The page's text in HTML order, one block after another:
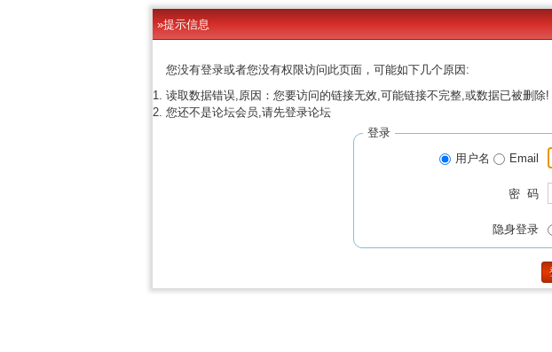
»提示信息
您没有登录或者您没有权限访问此页面，可能如下几个原因:
读取数据错误,原因：您要访问的链接无效,可能链接不完整,或数据已被删除!
您还不是论坛会员,请先登录论坛
登录
用户名
Email
密 码
隐身登录